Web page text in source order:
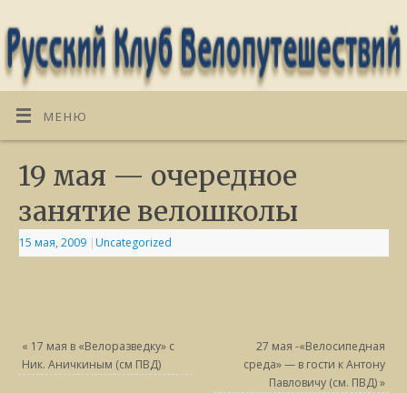
МЕНЮ
19 мая — очередное
занятие велошколы
15 мая, 2009 | Uncategorized
« 17 мая в «Велоразведку» с
Ник. Аничкиным (см ПВД)
27 мая -«Велосипедная
среда» — в гости к Антону
Павловичу (см. ПВД)»